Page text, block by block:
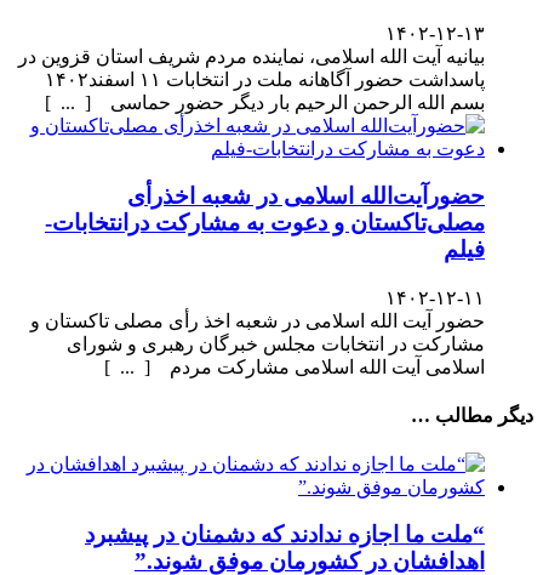
۱۴۰۲-۱۲-۱۳
بیانیه آیت الله اسلامی، نماینده مردم شریف استان قزوین در
پاسداشت حضور آگاهانه ملت در انتخابات ۱۱ اسفند۱۴۰۲
بسم الله الرحمن الرحیم بار دیگر حضور حماسی [ ... ]
حضورآیت‌الله اسلامی در شعبه اخذرأی
مصلی‌تاکستان و دعوت به مشارکت درانتخابات-
فیلم
۱۴۰۲-۱۲-۱۱
حضور آیت الله اسلامی در شعبه اخذ رأی مصلی تاکستان و
مشارکت در انتخابات مجلس خبرگان رهبری و شورای
اسلامی آیت الله اسلامی مشارکت مردم [ ... ]
دیگر مطالب …
“ملت ما اجازه ندادند که دشمنان در پیشبرد
اهدافشان در کشورمان موفق شوند.”